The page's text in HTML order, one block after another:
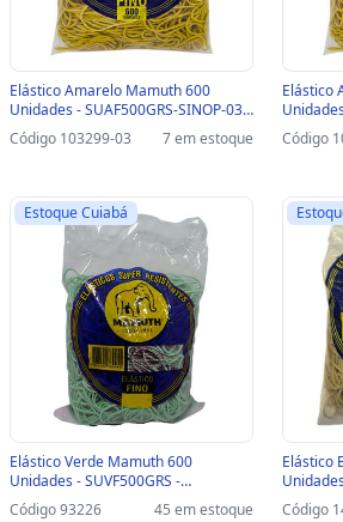
Elástico Amarelo Mamuth 600
Unidades - SUAF500GRS-SINOP-03 -
SUAF500GRS
Código 103299-03 7 em estoque
Elástico
Código
Estoque Cuiabá
Elástico Verde Mamuth 600
Unidades - SUVF500GRS -
SUVF500GRS
Código 93226 45 em estoque
Elástico
Código